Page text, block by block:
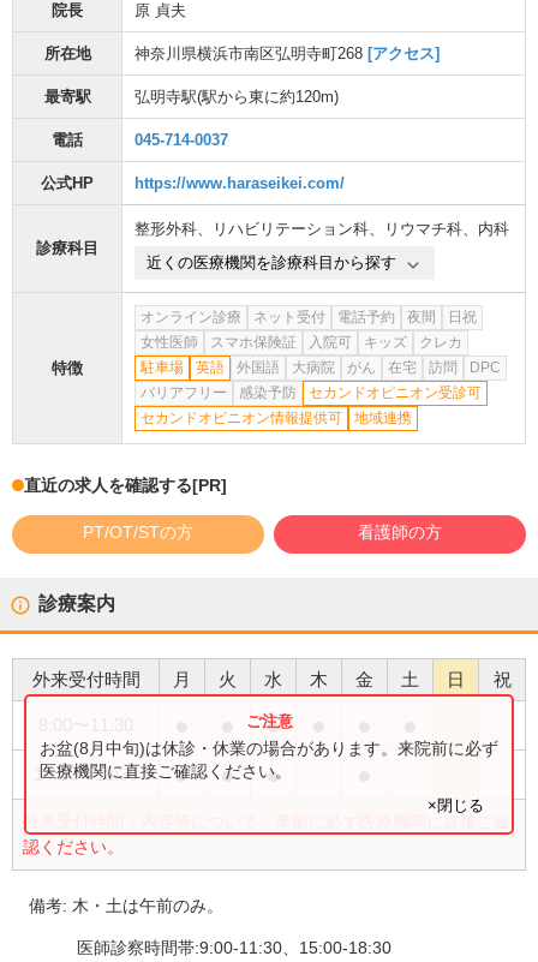
院長 原 貞夫
所在地 神奈川県横浜市南区弘明寺町268 [アクセス]
最寄駅 弘明寺駅(駅から東に約120m)
電話 045-714-0037
公式HP https://www.haraseikei.com/
診療科目
整形外科、 リハビリテーション科、 リウマチ科、 内科
近くの医療機関を診療科目から探す
特徴
オンライン診療 ネット受付 電話予約 夜間
日祝
女性医師
スマホ保険証 入院可 キッズ
クレカ
駐車場
英語 外国語 大病院 がん 在宅 訪問
DPC
バリアフリー
感染予防
セカンドオピニオン受診可
セカンドオピニオン情報提供可
地域連携
直近の求人を確認する[PR]
PT/OT/STの方 看護師の方
診療案内
外来受付時間 月 火 水 木 金 土 日 祝
●
14:00〜18:30 ● ● ●
外来受付時間・内容等について、事前に必ず医療機関に直接ご確
認ください。
お盆(8月中旬)は休診・休業の場合があります。来院前に必ず
医療機関に直接ご確認ください。
×閉じる
備考: 木・土は午前のみ。
医師診察時間帯:9:00-11:30、15:00-18:30